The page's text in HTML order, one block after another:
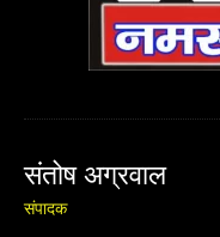
संतोष अग्रवाल
संपादक